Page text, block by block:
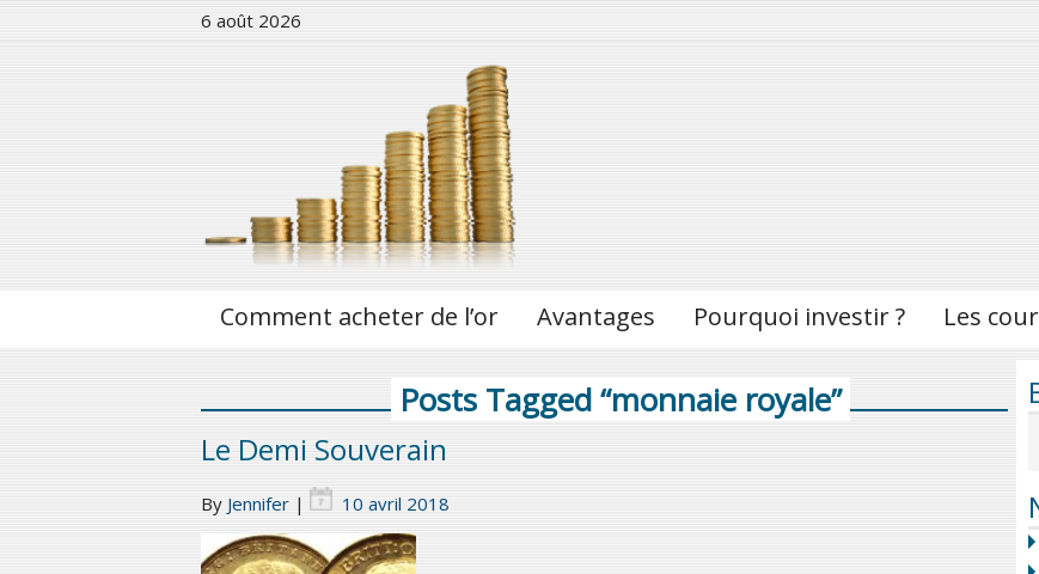
6 août 2026
Comment acheter de l’or Avantages Pourquoi investir ? Les
Posts Tagged “monnaie royale”
Le Demi Souverain
By Jennifer | 10 avril 2018